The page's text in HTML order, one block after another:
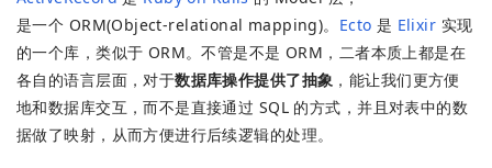
是一个 ORM(Object-relational mapping)。 Ecto 是 Elixir 实现
的一个库，类似于 ORM。不管是不是 ORM，二者本质上都是在
各自的语言层面，对于数据库操作提供了抽象 ，能让我们更方便
地和数据库交互，而不是直接通过 SQL 的方式，并且对表中的数
据做了映射，从而方便进行后续逻辑的处理。